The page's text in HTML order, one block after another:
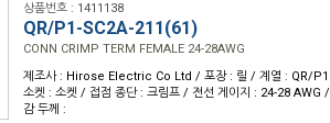
상품번호 : 1411138
QR/P1-SC2A-211(61)
CONN CRIMP TERM FEMALE 24-28AWG
제조사 : Hirose Electric Co Ltd / 포장 : 릴 / 계열 : QR/P1
소켓 : 소켓 / 접점 종단 : 크림프 / 전선 게이지 : 24-28 AWG
감 두께 :